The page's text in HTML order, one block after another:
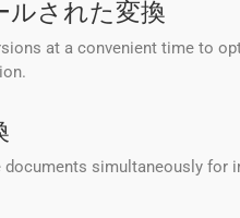
ルされた変換
at a convenient time to
documents simultaneously for